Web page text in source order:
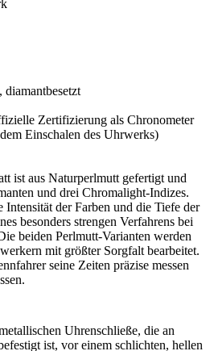
Zertifizierung als Chronometer
Einschalen des Uhrwerks)
ist aus Naturperlmutt gefertigt und
und drei Chromalight-Indizes.
der Farben und die Tiefe der
besonders strengen Verfahrens bei
beiden Perlmutt-Varianten werden
mit größter Sorgfalt bearbeitet.
seine Zeiten präzise messen